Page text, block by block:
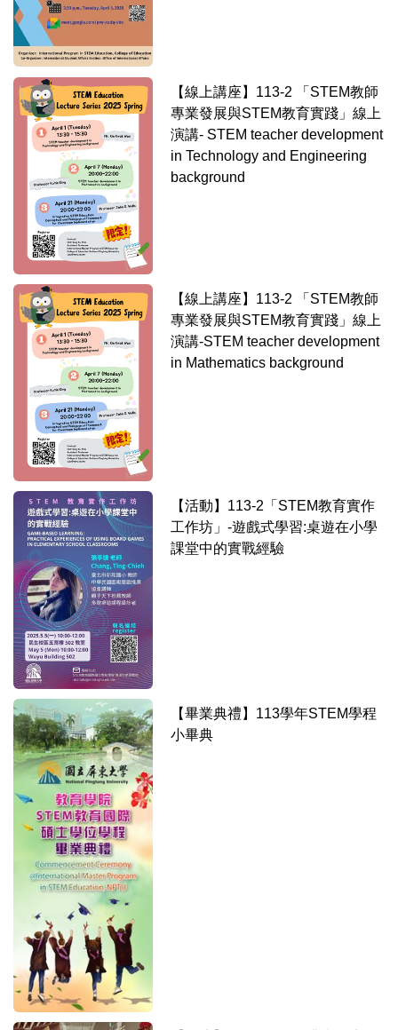
【線上講座】113-2 「STEM教師
專業發展與STEM教育實踐」線上
演講- STEM teacher development
in Technology and Engineering
background
【線上講座】113-2 「STEM教師
專業發展與STEM教育實踐」線上
演講-STEM teacher development
in Mathematics background
【活動】113-2「STEM教育實作
工作坊」-遊戲式學習:桌遊在小學
課堂中的實戰經驗
【畢業典禮】113學年STEM學程
小畢典